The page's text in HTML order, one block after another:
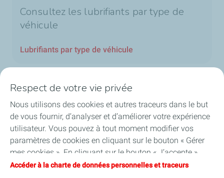
Consultez les lubrifiants par type de
véhicule
Lubrifiants par type de véhicule
Nos secteurs au Luxembourg
Nos produits
Respect de votre vie privée
Nous utilisons des cookies et autres traceurs dans le but
de vous fournir, d’analyser et d’améliorer votre expérience
utilisateur. Vous pouvez à tout moment modifier vos
paramètres de cookies en cliquant sur le bouton « Gérer
mes cookies ». En cliquant sur le bouton « J’accepte »,
vous acceptez le dépôt de l’ensemble des cookies. Dans le
Accéder à la charte de données personnelles et traceurs